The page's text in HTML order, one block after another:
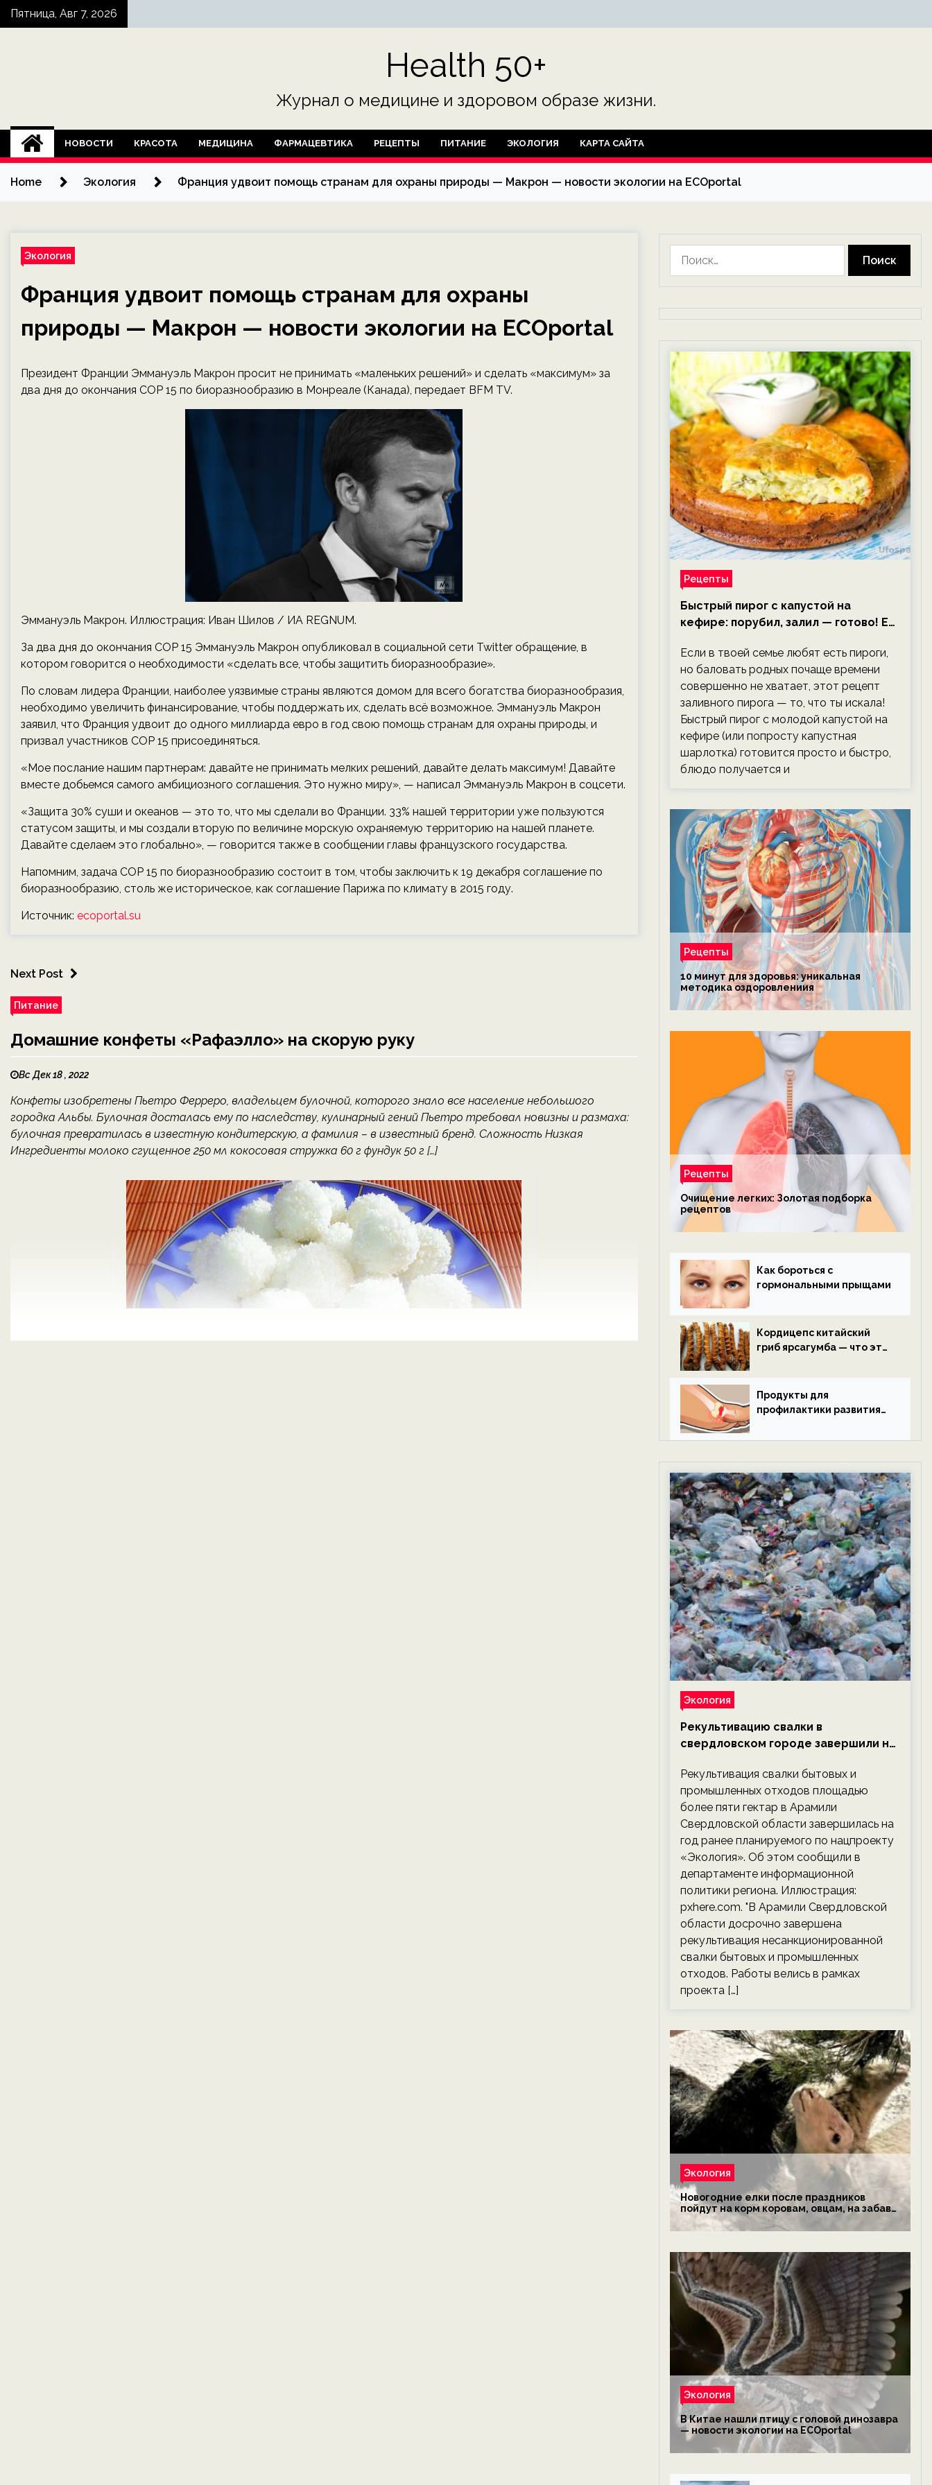
SkipПятница, Авг 7, 2026
Health 50+
Журнал о медицине и здоровом образе жизни.
НОВОСТИ КРАСОТА МЕДИЦИНА ФАРМАЦЕВТИКА РЕЦЕПТЫ ПИТАНИЕ ЭКОЛОГИЯ КАРТА САЙТА
Home Экология Франция удвоит помощь странам для охраны природы — Макрон — новости экологии на ECOportal
Экология
Франция удвоит помощь странам для охраны
природы — Макрон — новости экологии на ECOportal
Президент Франции Эммануэль Макрон просит не принимать «маленьких решений» и сделать «максимум» за
два дня до окончания COP 15 по биоразнообразию в Монреале (Канада), передает BFM TV.
Эммануэль Макрон. Иллюстрация: Иван Шилов / ИА REGNUM.
За два дня до окончания COP 15 Эммануэль Макрон опубликовал в социальной сети Twitter обращение, в
котором говорится о необходимости «сделать все, чтобы защитить биоразнообразие».
По словам лидера Франции, наиболее уязвимые страны являются домом для всего богатства биоразнообразия,
необходимо увеличить финансирование, чтобы поддержать их, сделать всё возможное. Эммануэль Макрон
заявил, что Франция удвоит до одного миллиарда евро в год свою помощь странам для охраны природы, и
призвал участников COP 15 присоединяться.
«Мое послание нашим партнерам: давайте не принимать мелких решений, давайте делать максимум! Давайте
вместе добьемся самого амбициозного соглашения. Это нужно миру», — написал Эммануэль Макрон в соцсети.
«Защита 30% суши и океанов — это то, что мы сделали во Франции. 33% нашей территории уже пользуются
статусом защиты, и мы создали вторую по величине морскую охраняемую территорию на нашей планете.
Давайте сделаем это глобально», — говорится также в сообщении главы французского государства.
Напомним, задача COP 15 по биоразнообразию состоит в том, чтобы заключить к 19 декабря соглашение по
биоразнообразию, столь же историческое, как соглашение Парижа по климату в 2015 году.
Источник: ecoportal.su
Next Post
Питание
Домашние конфеты «Рафаэлло» на скорую руку
Вс Дек 18 , 2022
Конфеты изобретены Пьетро Ферреро, владельцем булочной, которого знало все население небольшого
городка Альбы. Булочная досталась ему по наследству, кулинарный гений Пьетро требовал новизны и размаха:
булочная превратилась в известную кондитерскую, а фамилия – в известный бренд. Сложность Низкая
Ингредиенты молоко сгущенное 250 мл кокосовая стружка 60 г фундук 50 г […]
Рецепты
Быстрый пирог с капустой на
кефире: порубил, залил — готово! Ем,
Если в твоей семье любят есть пироги,
но баловать родных почаще времени
совершенно не хватает, этот рецепт
заливного пирога — то, что ты искала!
Быстрый пирог с молодой капустой на
кефире (или попросту капустная
шарлотка) готовится просто и быстро,
блюдо получается и
Рецепты
10 минут для здоровья: уникальная
методика оздоровлениия
Рецепты
Очищение легких: Золотая подборка
рецептов
Как бороться с
гормональными прыщами
Кордицепс китайский
гриб ярсагумба — что это
Продукты для
профилактики развития
Экология
Рекультивацию свалки в
свердловском городе завершили на
новости экологии на ECOportal
Рекультивация свалки бытовых и
промышленных отходов площадью
более пяти гектар в Арамили
Свердловской области завершилась на
год ранее планируемого по нацпроекту
«Экология». Об этом сообщили в
департаменте информационной
политики региона. Иллюстрация:
pxhere.com. "В Арамили Свердловской
области досрочно завершена
рекультивация несанкционированной
свалки бытовых и промышленных
отходов. Работы велись в рамках
проекта […]
Экология
Новогодние елки после праздников
пойдут на корм коровам, овцам, на забаву
обезьянам, львам и леопардам — новости
экологии на ECOportal
Экология
В Китае нашли птицу с головой динозавра
— новости экологии на ECOportal